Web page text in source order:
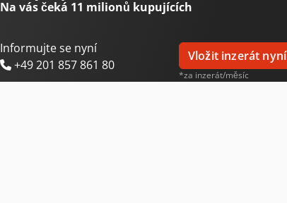
Na vás čeká 11 milionů kupujících
Informujte se nyní
+49 201 857 861 80
Vložit inzerát nyní
*za inzerát/měsíc